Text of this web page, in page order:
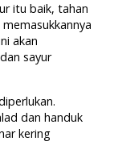
itu baik, tahan
akan
sayur
dan handuk
kering